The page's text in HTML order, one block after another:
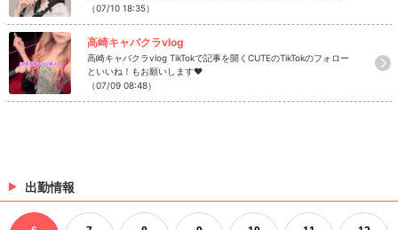
ェック！ https://www.caba2.net/gunma/takasaki/takasaki/tak
（07/10 18:35）
高崎キャバクラvlog
高崎キャバクラvlog TikTokで記事を開くCUTEのTikTokのフォロー
といいね！もお願いします❤
（07/09 08:48）
出勤情報